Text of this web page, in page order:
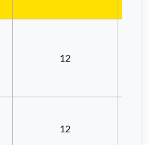
12
12